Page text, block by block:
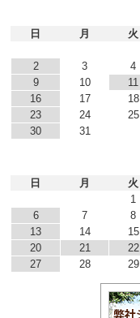
日
月 火
2
3 4
9
10 11
16
17 18
23
24 25
30
31
日
月 火
1
6
7 8
13
14 15
20
21 22
27
28 29